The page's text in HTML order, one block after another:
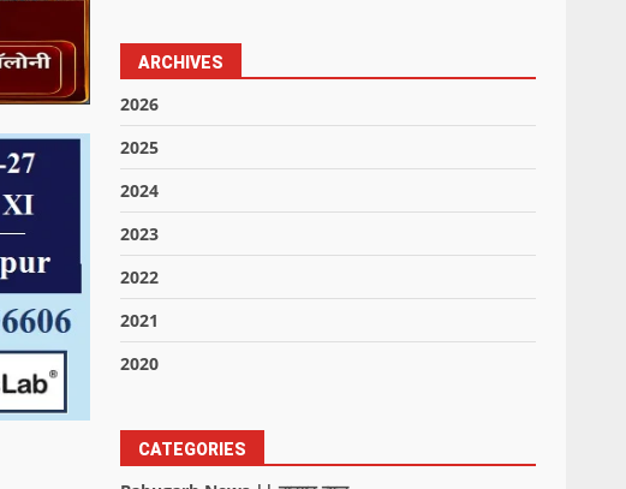
ARCHIVES
2026
2025
2024
2023
2022
2021
2020
CATEGORIES